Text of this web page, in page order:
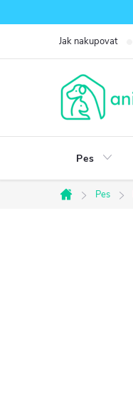
na
Jak nakupovat
Pes
Domů
Pes